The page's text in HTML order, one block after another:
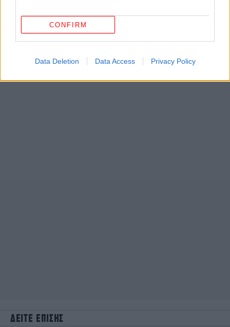
CONFIRM
Data Deletion Data Access Privacy Policy
ΔΕΙΤΕ ΕΠΙΣΗΣ